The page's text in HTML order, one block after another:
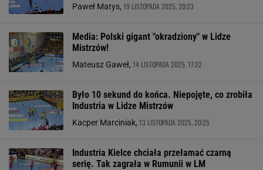
Paweł Matys, 19 LISTOPADA 2025, 20:23
Media: Polski gigant "okradziony" w Lidze
Mistrzów!
Mateusz Gaweł, 14 LISTOPADA 2025, 17:22
Było 10 sekund do końca. Niepojęte, co zrobiła
Industria w Lidze Mistrzów
Kacper Marciniak, 13 LISTOPADA 2025, 20:25
Industria Kielce chciała przełamać czarną
serię. Tak zagrała w Rumunii w LM